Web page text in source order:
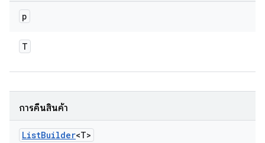
p
T
การคืนสินค้า
ListBuilder<T>